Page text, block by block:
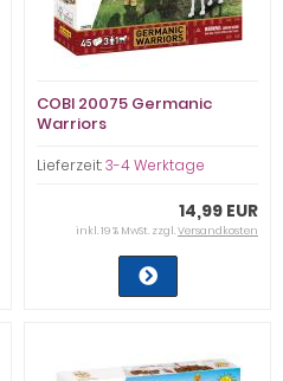
COBI 20075 Germanic
Warriors
Lieferzeit:3-4 Werktage
14,99 EUR
inkl. 19 % MwSt. zzgl.Versandkosten